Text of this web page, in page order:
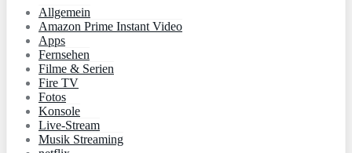
Allgemein
Amazon Prime Instant Video
Apps
Fernsehen
Filme & Serien
Fire TV
Fotos
Konsole
Live-Stream
Musik Streaming